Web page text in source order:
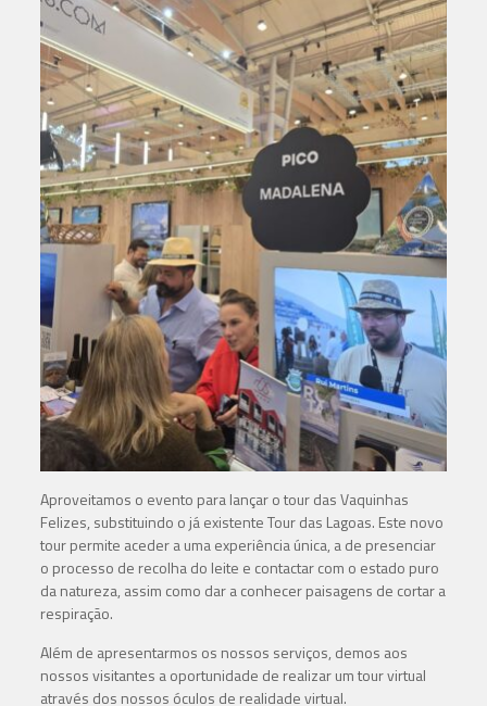
Aproveitamos o evento para lançar o tour das Vaquinhas
Felizes, substituindo o já existente Tour das Lagoas. Este novo
tour permite aceder a uma experiência única, a de presenciar
o processo de recolha do leite e contactar com o estado puro
da natureza, assim como dar a conhecer paisagens de cortar a
respiração.
Além de apresentarmos os nossos serviços, demos aos
nossos visitantes a oportunidade de realizar um tour virtual
através dos nossos óculos de realidade virtual.